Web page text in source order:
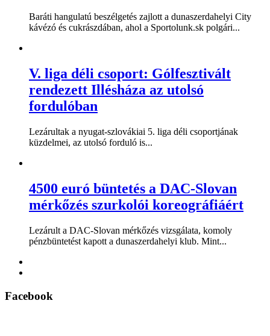
Baráti hangulatú beszélgetés zajlott a dunaszerdahelyi City
kávézó és cukrászdában, ahol a Sportolunk.sk polgári...
V. liga déli csoport: Gólfesztivált
rendezett Illésháza az utolsó
fordulóban
Lezárultak a nyugat-szlovákiai 5. liga déli csoportjának
küzdelmei, az utolsó forduló is...
4500 euró büntetés a DAC-Slovan
mérkőzés szurkolói koreográfiáért
Lezárult a DAC-Slovan mérkőzés vizsgálata, komoly
pénzbüntetést kapott a dunaszerdahelyi klub. Mint...
Facebook